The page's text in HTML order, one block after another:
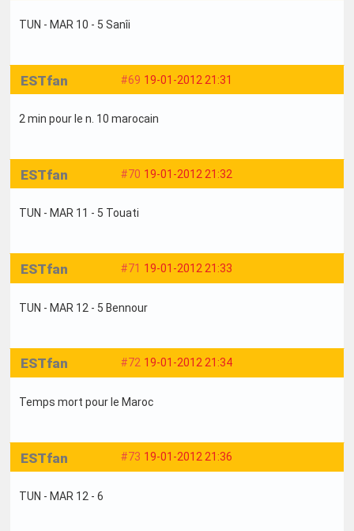
TUN - MAR 10 - 5 Sanîi
#69 19-01-2012 21:31
ESTfan
2 min pour le n. 10 marocain
#70 19-01-2012 21:32
ESTfan
TUN - MAR 11 - 5 Touati
#71 19-01-2012 21:33
ESTfan
TUN - MAR 12 - 5 Bennour
#72 19-01-2012 21:34
ESTfan
Temps mort pour le Maroc
#73 19-01-2012 21:36
ESTfan
TUN - MAR 12 - 6